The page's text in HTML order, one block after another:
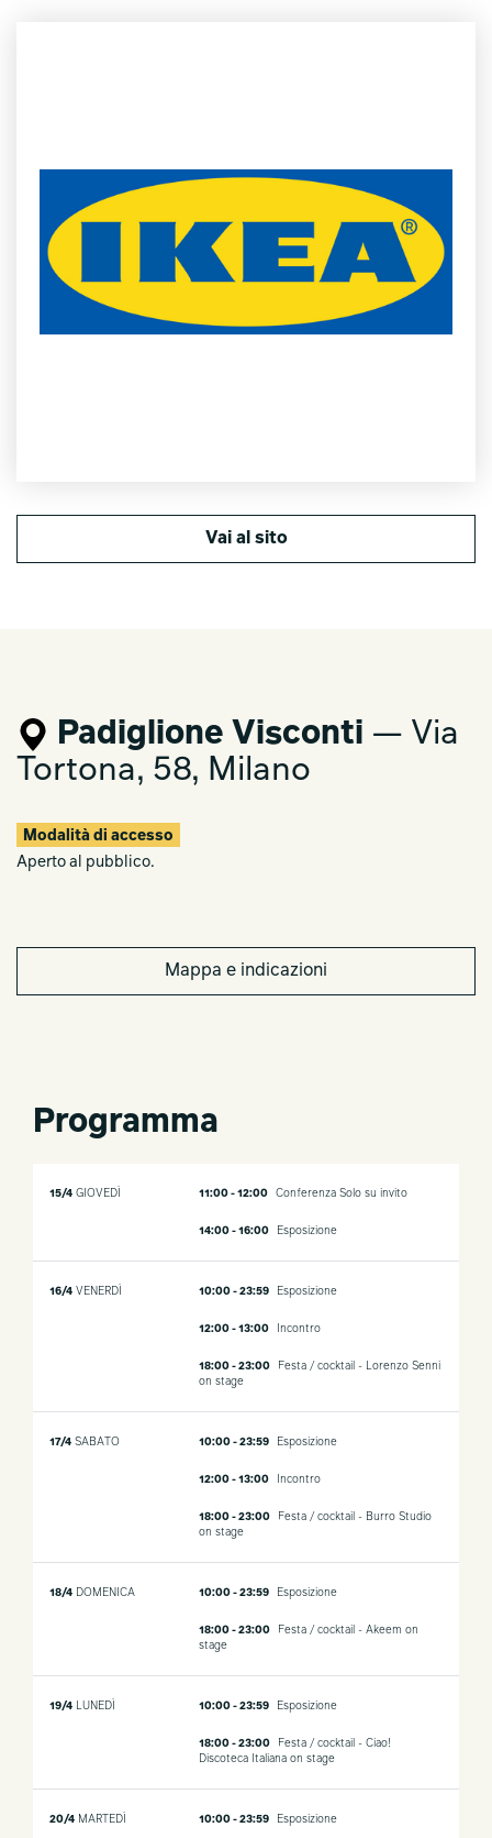
Vai al sito
Padiglione Visconti — Via
Tortona, 58, Milano
Modalità di accesso
Aperto al pubblico.
Mappa e indicazioni
Programma
15/4 GIOVEDÌ 11:00 - 12:00 Conferenza Solo su invito
14:00 - 16:00 Esposizione
16/4 VENERDÌ 10:00 - 23:59 Esposizione
12:00 - 13:00 Incontro
18:00 - 23:00
Festa / cocktail - Lorenzo Senni
on stage
17/4 SABATO 10:00 - 23:59 Esposizione
12:00 - 13:00 Incontro
18:00 - 23:00
Festa / cocktail - Burro Studio
on stage
18/4 DOMENICA 10:00 - 23:59 Esposizione
18:00 - 23:00
Festa / cocktail - Akeem on
stage
19/4 LUNEDÌ 10:00 - 23:59 Esposizione
18:00 - 23:00
Festa / cocktail - Ciao!
Discoteca Italiana on stage
20/4 MARTEDÌ 10:00 - 23:59 Esposizione